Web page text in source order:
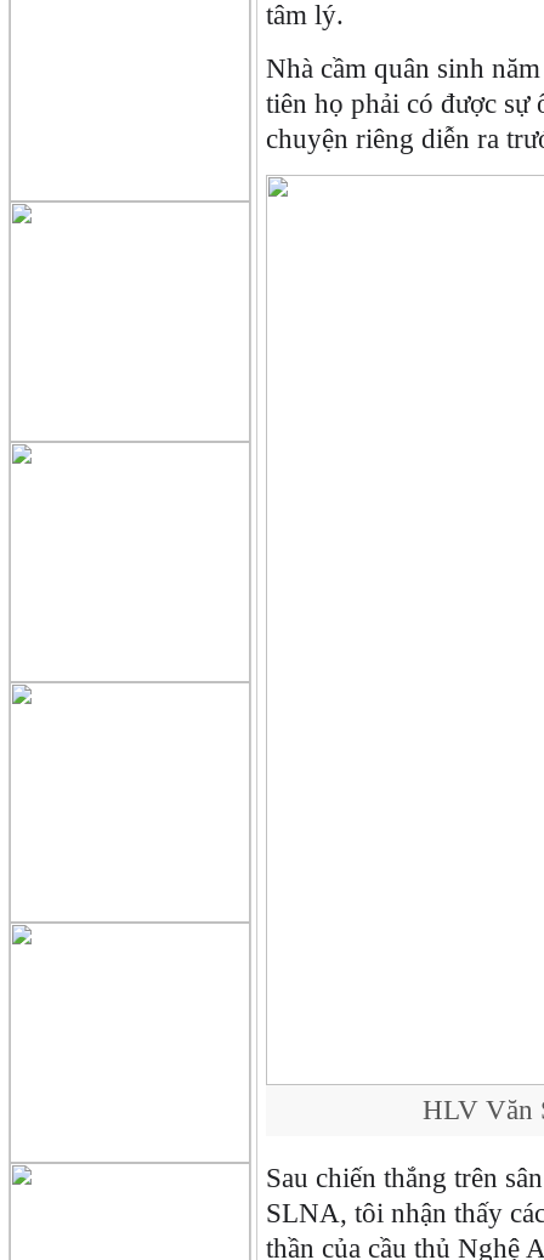
tâm lý.
Nhà cầm quân sinh
tiên họ phải có được
chuyện riêng diễn ra
HLV Văn
Sau chiến thắng trên
SLNA, tôi nhận thấy
thần của cầu thủ Nghệ